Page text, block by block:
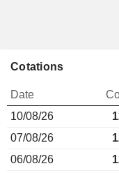
Cotations
Date
10/08/26
07/08/26
06/08/26